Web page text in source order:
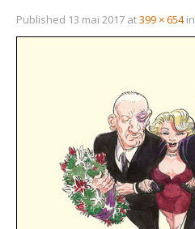
Published 13 mai 2017 at399 × 654in